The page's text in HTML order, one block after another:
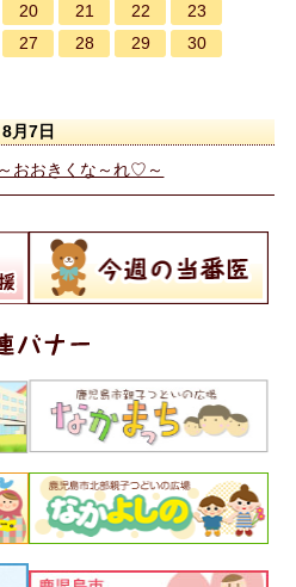
20 21 22
23
27 28 29
30
8月7日
おおきくな～れ♡～